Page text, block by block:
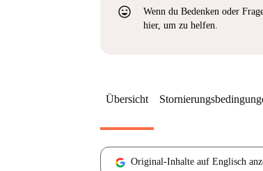
sentiment_very_satisfied
Wenn du Bedenken oder
hier, um zu helfen.
Übersicht
Original-Inhalte auf Englisch